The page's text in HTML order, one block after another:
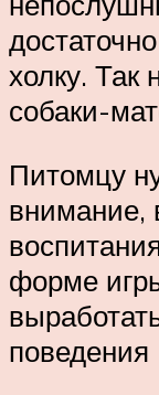
холку. Так
собаки-
Питомцу
внимание,
форме
поведения